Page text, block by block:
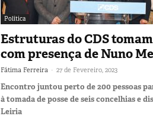
Política
Estruturas do CDS
com presença de Nuno
Fátima Ferreira - 27 de Fevereiro, 2023
Encontro juntou perto de 200 pessoas
à tomada de posse de seis concelhias e
Leiria